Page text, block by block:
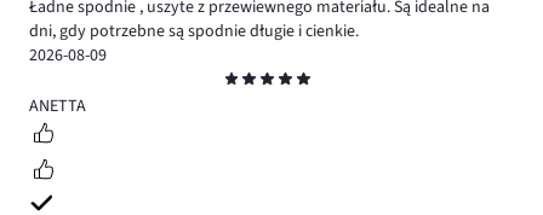
Ładne spodnie , uszyte z przewiewnego materiału. Są idealne na
dni, gdy potrzebne są spodnie długie i cienkie.
2026-08-09
5
ANETTA